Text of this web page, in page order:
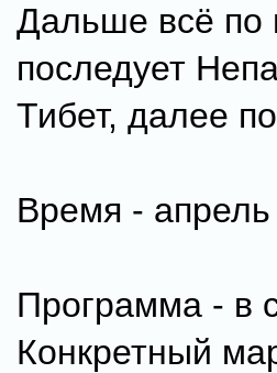
Дальше всё по
последует
Тибет, далее
Время -
Программа - в
Конкретный